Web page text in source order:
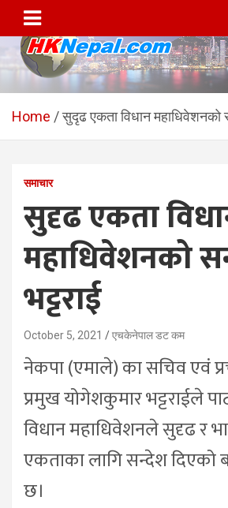
content
HKNepal.com –
सञ्चालित पहिलो
hknepal, hknepal.com, hk nepal, hk nepal
Home सुदृढ एकता विधान महाधिवेशनको
समाचार
सुदृढ एकता
महाधिवेशनको
भट्टराई
October 5, 2021 एचकेनेपाल डट कम
नेकपा (एमाले) का सचिव एवं
प्रमुख योगेशकुमार भट्टराईले
विधान महाधिवेशनले सुदृढ र
एकताका लागि सन्देश दिएको
छ।